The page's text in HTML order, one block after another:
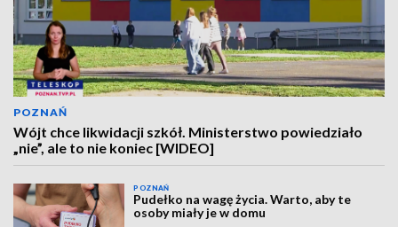
POZNAŃ
Wójt chce likwidacji szkół. Ministerstwo powiedziało
„nie”, ale to nie koniec [WIDEO]
POZNAŃ
Pudełko na wagę życia. Warto, aby te
osoby miały je w domu